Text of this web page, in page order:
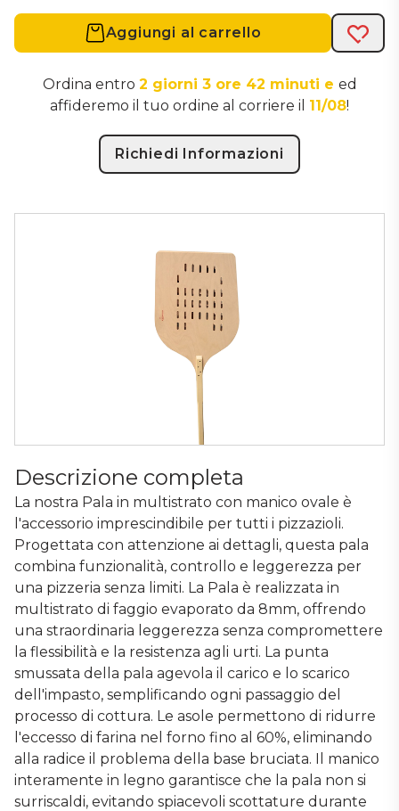
LUNGHEZZA MANICO: 150cm
PESO: 1,47 Kg * Se hai necessità di ricevere un
articolo con dimensioni o design personalizzato
inviaci un email con tutte le informazioni necessarie
a commerciale@gaspodini.it
Aggiungi al carrello
Ordina entro 2 giorni 3 ore 42 minuti e ed
affideremo il tuo ordine al corriere il 11/08!
Richiedi Informazioni
Descrizione completa
La nostra Pala in multistrato con manico ovale è
l'accessorio imprescindibile per tutti i pizzazioli.
Progettata con attenzione ai dettagli, questa pala
combina funzionalità, controllo e leggerezza per
una pizzeria senza limiti. La Pala è realizzata in
multistrato di faggio evaporato da 8mm, offrendo
una straordinaria leggerezza senza compromettere
la flessibilità e la resistenza agli urti. La punta
smussata della pala agevola il carico e lo scarico
dell'impasto, semplificando ogni passaggio del
processo di cottura. Le asole permettono di ridurre
l'eccesso di farina nel forno fino al 60%, eliminando
alla radice il problema della base bruciata. Il manico
interamente in legno garantisce che la pala non si
surriscaldi, evitando spiacevoli scottature durante